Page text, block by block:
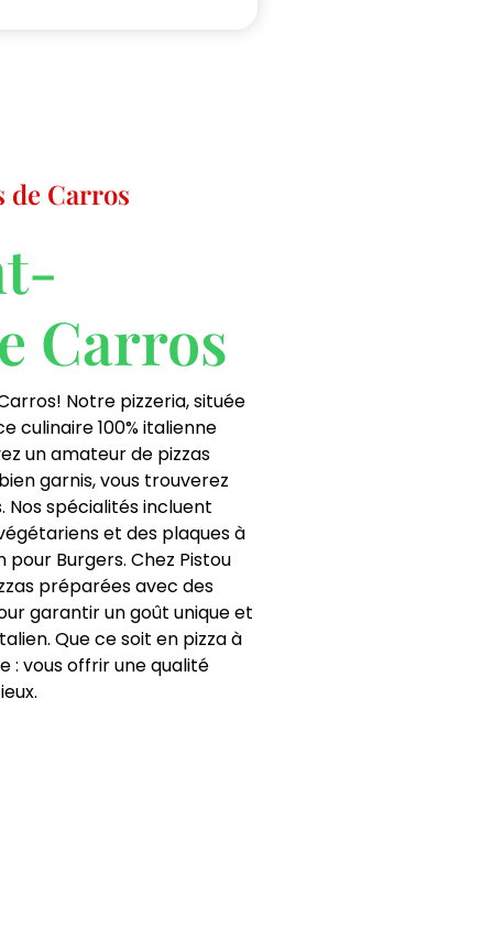
de Carros
Carros
Notre pizzeria, située
culinaire 100% italienne
un amateur de pizzas
garnis, vous trouverez
Nos spécialités incluent
et des plaques à
Burgers. Chez Pistou
préparées avec des
garantir un goût unique et
Que ce soit en pizza à
: vous offrir une qualité